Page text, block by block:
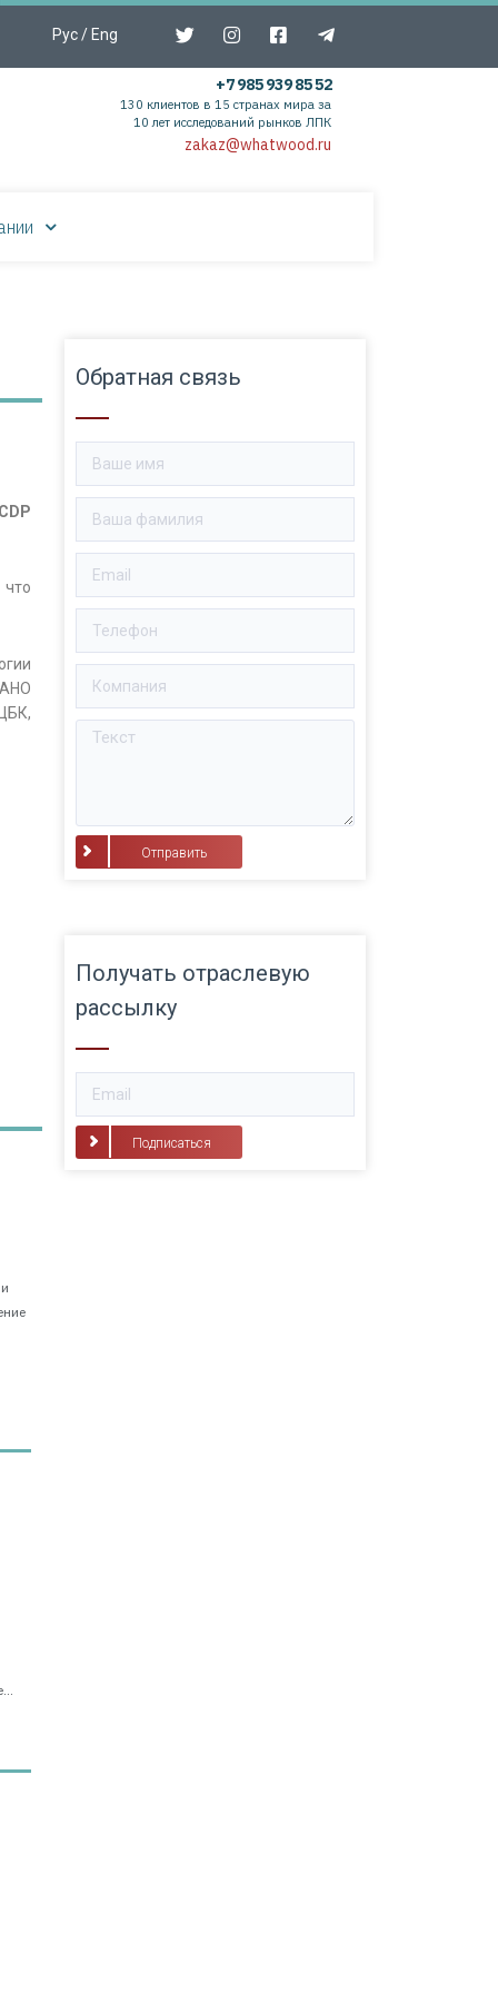
Рус/ Eng
+7 985 939 85 52
130 клиентов в 15 странах мира за
10 лет исследований рынков ЛПК
zakaz@whatwood.ru
Обратная связь
⠀Отправить⠀
Получать отраслевую
рассылку
Подписаться